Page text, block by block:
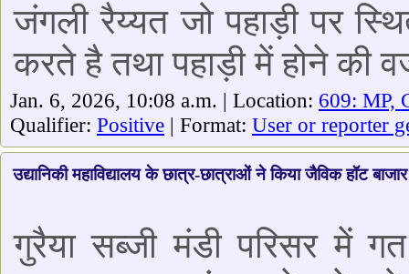
जंगली रैय्यत जो पहाड़ी पर
करते है तथा पहाड़ी में होने की
Jan. 6, 2026, 10:08 a.m. | Location: 609: MP,
Qualifier: Positive | Format: User or reporter
उद्यानिकी महाविद्यालय के छात्र-छात्राओं ने किया जैविक हॉट
गुरैया सब्जी मंडी परिसर में